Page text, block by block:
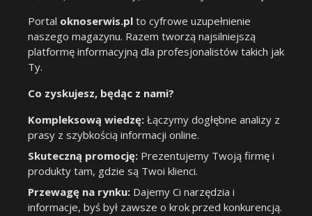
Portal oknoserwis.pl to cyfrowe uzupełnienie
naszego magazynu. Razem tworzą najsilniejszą
platformę informacyjną dla profesjonalistów takich jak
Ty.
Co zyskujesz, będąc z nami?
Kompleksową wiedzę: Łączymy dogłębne analizy z
prasy z szybkością informacji online.
Skuteczną promocję: Prezentujemy Twoją firmę i
produkty tam, gdzie są Twoi klienci.
Przewagę na rynku: Dajemy Ci narzędzia i
informacje, byś był zawsze o krok przed konkurencją.